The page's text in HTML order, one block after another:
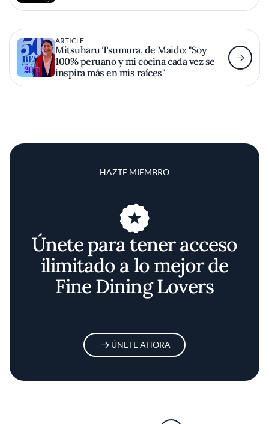
ARTICLE
Mitsuharu Tsumura, de Maido: "Soy
100% peruano y mi cocina cada vez se
inspira más en mis raíces"
HAZTE MIEMBRO
Únete para tener acceso
ilimitado a lo mejor de
Fine Dining Lovers
ÚNETE AHORA